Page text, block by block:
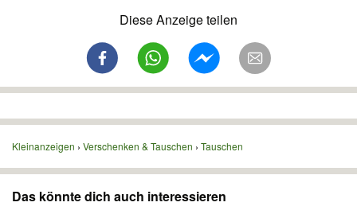
Diese Anzeige teilen
Kleinanzeigen Verschenken & Tauschen Tauschen
Das könnte dich auch interessieren